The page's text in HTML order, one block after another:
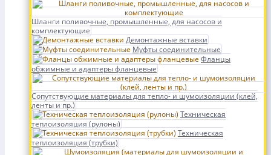
Шланги поливочные, промышленные, для насосов и
комплектующие
Демонтажные вставки
Муфты соединительные
Фланцы
обжимные и адаптеры фланцевые
Сопутствующие материалы для тепло- и шумоизоляции (клей,
ленты и пр.)
Техническая
теплоизоляция (рулоны)
Техническая
теплоизоляция (трубки)